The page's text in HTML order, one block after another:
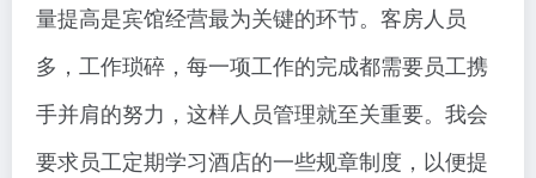
量提高是宾馆经营最为关键的环节。客房人员
多，工作琐碎，每一项工作的完成都需要员工携
手并肩的努力，这样人员管理就至关重要。我会
要求员工定期学习酒店的一些规章制度，以便提